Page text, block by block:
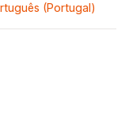
(Portugal)